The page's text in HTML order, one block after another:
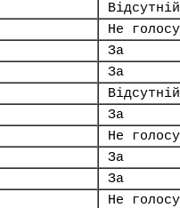
Відсутній
Не
За
За
Відсутній
За
Не
За
За
Не